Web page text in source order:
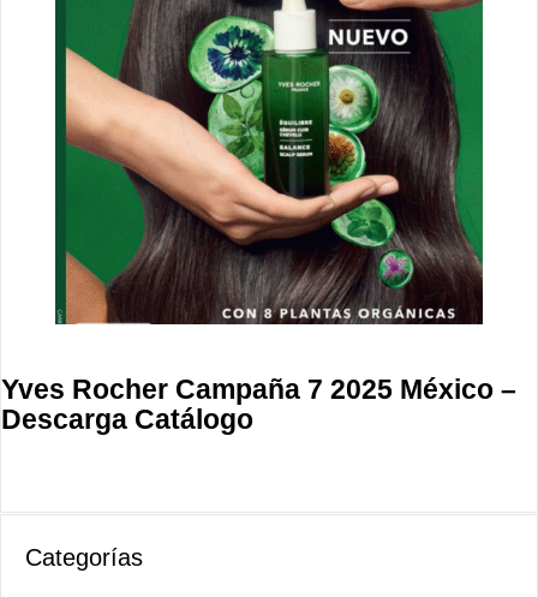
Yves Rocher Campaña 7 2025 México –
Descarga Catálogo
Categorías